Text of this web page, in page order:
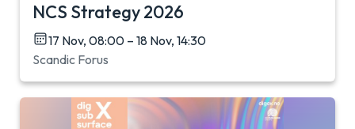
NCS Strategy 2026
17 Nov, 08:00 – 18 Nov, 14:30
Scandic Forus